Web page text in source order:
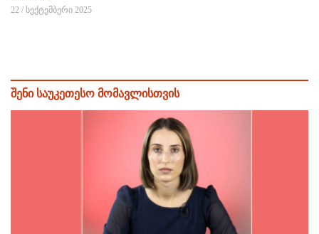
22 / სექტემბერი 2025
შენი საუკეთესო მომავლისთვის